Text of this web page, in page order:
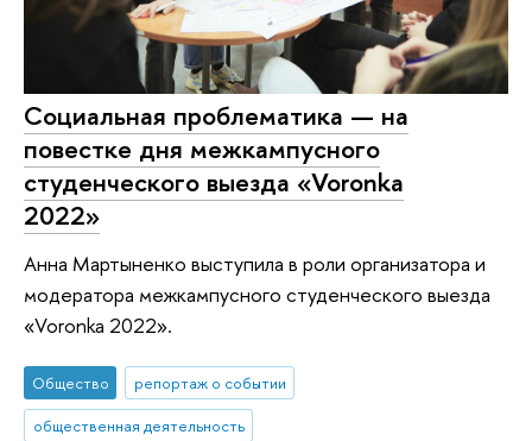
Социальная проблематика — на
повестке дня межкампусного
студенческого выезда «Voronka
2022»
Анна Мартыненко выступила в роли организатора и
модератора межкампусного студенческого выезда
«Voronka 2022».
Общество
репортаж о событии
общественная деятельность